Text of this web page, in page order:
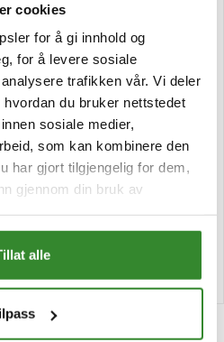
cookies
for å gi innhold og
for å levere sosiale
trafikken vår. Vi deler
du bruker nettstedet
sosiale medier,
som kan kombinere den
har gjort tilgjengelig for dem,
gjennom din bruk av
alle
Slurp blåbær slush 1,5l
Pris
kr 154,30 /stk
+ Pant 3 | kr 3,00